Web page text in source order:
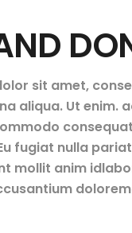
sit amet,
aliqua. Ut enim.
fugiat nulla
mollit anim